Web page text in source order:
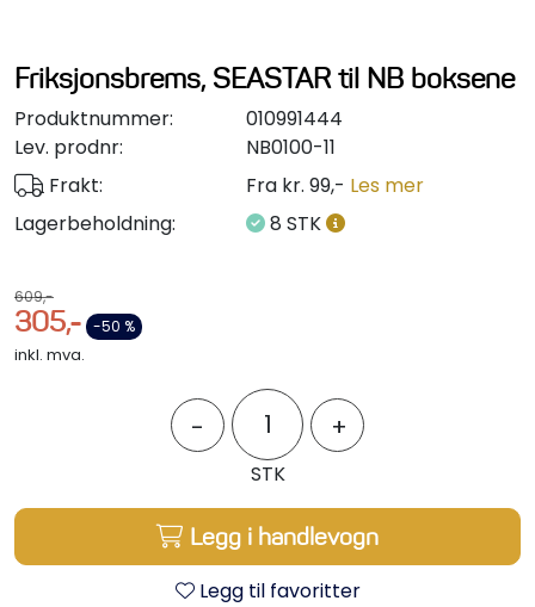
Friksjonsbrems, SEASTAR til NB boksene
Produktnummer:
010991444
Lev. prodnr:
NB0100-11
Frakt:
Fra kr. 99,- Les mer
Lagerbeholdning:
8 STK
609,-
305,- -50 %
inkl. mva.
- +
STK
Legg i handlevogn
Legg til favoritter
Verktøy
Outlet
Motordelsvelger/SONAR
Anoder
Brannslukkere
Hydraulisk styring